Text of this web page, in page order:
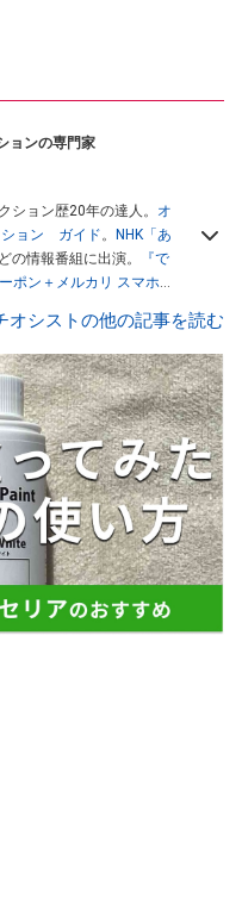
ョンの専門家
ション歴20年の達人。 オ
ション ガイド。
NHK「あ
の情報番組に出演。
『で
ポン＋メルカリ スマホで
（翔泳社刊） ほか著書多
」。
突然会社を辞める。翌月
かも空いた時間でできる
仕方がわからずに、まず
わり、家の中の物を出品
は、仕入れを経験。ネッ
く、「ネットオークショ
という考えを持つ。また
ションやフリマアプリが
う視点でユーザーとして
オシストの他の記事を読む